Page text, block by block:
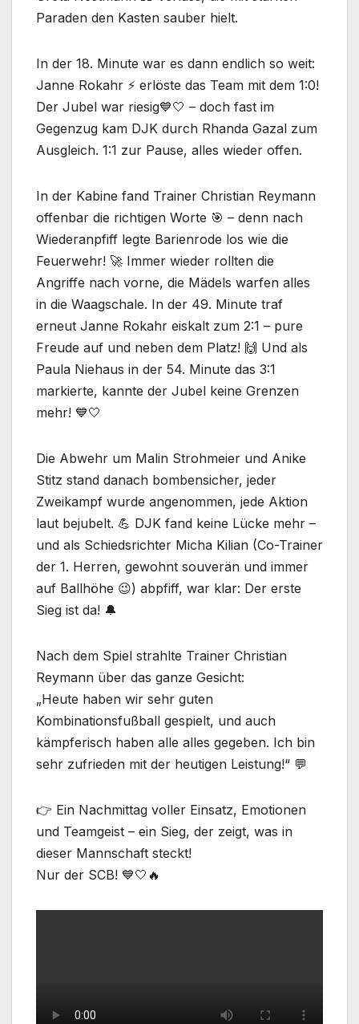
Paraden den Kasten sauber hielt.
In der 18. Minute war es dann endlich so weit:
Janne Rokahr ⚡️ erlöste das Team mit dem 1:0!
Der Jubel war riesig💙🤍 – doch fast im
Gegenzug kam DJK durch Rhanda Gazal zum
Ausgleich. 1:1 zur Pause, alles wieder offen.
In der Kabine fand Trainer Christian Reymann
offenbar die richtigen Worte 🎯 – denn nach
Wiederanpfiff legte Barienrode los wie die
Feuerwehr! 🚀 Immer wieder rollten die
Angriffe nach vorne, die Mädels warfen alles
in die Waagschale. In der 49. Minute traf
erneut Janne Rokahr eiskalt zum 2:1 – pure
Freude auf und neben dem Platz! 🙌 Und als
Paula Niehaus in der 54. Minute das 3:1
markierte, kannte der Jubel keine Grenzen
mehr! 💙🤍
Die Abwehr um Malin Strohmeier und Anike
Stitz stand danach bombensicher, jeder
Zweikampf wurde angenommen, jede Aktion
laut bejubelt. 💪 DJK fand keine Lücke mehr –
und als Schiedsrichter Micha Kilian (Co-Trainer
der 1. Herren, gewohnt souverän und immer
auf Ballhöhe 😉) abpfiff, war klar: Der erste
Sieg ist da! 🔔
Nach dem Spiel strahlte Trainer Christian
Reymann über das ganze Gesicht:
„Heute haben wir sehr guten
Kombinationsfußball gespielt, und auch
kämpferisch haben alle alles gegeben. Ich bin
sehr zufrieden mit der heutigen Leistung!“ 💬
👉 Ein Nachmittag voller Einsatz, Emotionen
und Teamgeist – ein Sieg, der zeigt, was in
dieser Mannschaft steckt!
Nur der SCB! 💙🤍🔥